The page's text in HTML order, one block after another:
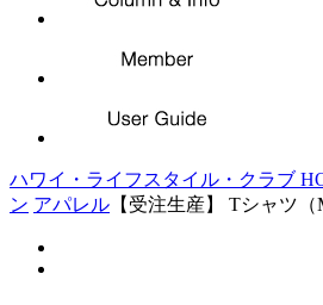
ハワイ・ライフスタイル・クラブ
ン アパレル 【受注生産】 Tシャツ（